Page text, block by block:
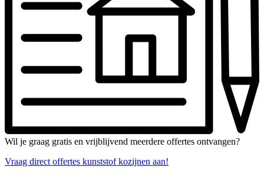
Wil je graag gratis en vrijblijvend meerdere offertes ontvangen?
Vraag direct offertes kunststof kozijnen aan!